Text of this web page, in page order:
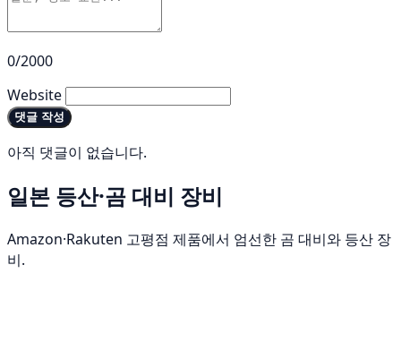
0/2000
Website
댓글 작성
아직 댓글이 없습니다.
일본 등산·곰 대비 장비
Amazon·Rakuten 고평점 제품에서 엄선한 곰 대비와 등산 장
비.